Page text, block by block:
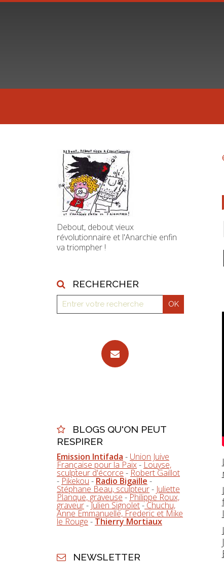
Debout, debout vieux
révolutionnaire et l'Anarchie enfin
va triompher !
RECHERCHER
BLOGS QU'ON PEUT
RESPIRER
Emission Intifada - Union Juive
Française pour la Paix- Louyse,
sculpteur d'écorce - Robert Gaillot
- Pikekou - Radio Bigaille -
Stéphane Beau, sculpteur- Juliette
Planque, graveuse - Philippe Roux,
graveur-Julien Signolet- Chuchu,
Anne Emmanuelle, Frederic et Mike
le Rouge - Thierry Mortiaux
NEWSLETTER